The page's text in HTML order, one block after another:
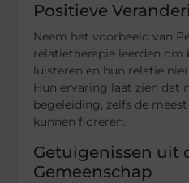
Positieve
Neem het voorbeeld van
relatietherapie leerden om
luisteren en hun relatie
Hun ervaring laat zien dat
begeleiding, zelfs de
kunnen floreren.
Getuigenissen uit
Gemeenschap